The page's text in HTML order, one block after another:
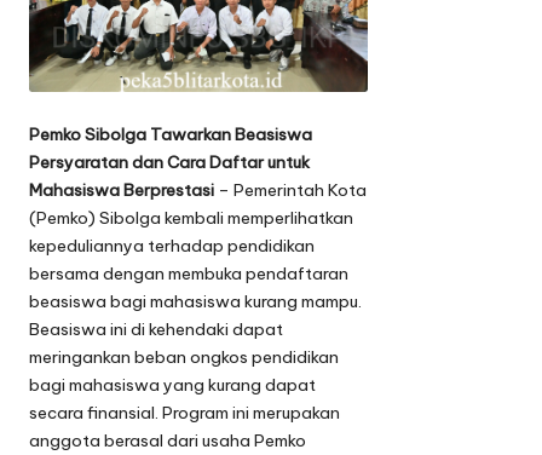
y
Pemko Sibolga Tawarkan Beasiswa
Persyaratan dan Cara Daftar untuk
Mahasiswa Berprestasi – Pemerintah Kota
(Pemko) Sibolga kembali memperlihatkan
kepeduliannya terhadap pendidikan
bersama dengan membuka pendaftaran
beasiswa bagi mahasiswa kurang mampu.
Beasiswa ini di kehendaki dapat
meringankan beban ongkos pendidikan
bagi mahasiswa yang kurang dapat
secara finansial. Program ini merupakan
anggota berasal dari usaha Pemko